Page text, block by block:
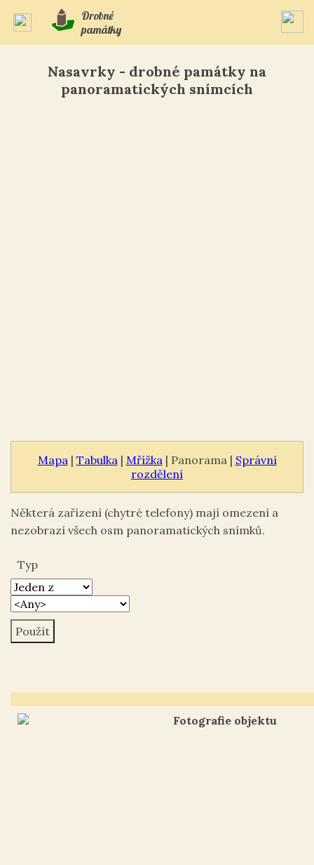
Drobné
památky
Nasavrky - drobné památky na
panoramatických snímcích
Mapa | Tabulka | Mřížka | Panorama | Správní
rozdělení
Některá zařízení (chytré telefony) mají omezení a
nezobrazí všech osm panoramatických snímků.
Typ